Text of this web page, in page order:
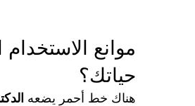
موانع
حياتك؟
هناك خط أحمر يضعه